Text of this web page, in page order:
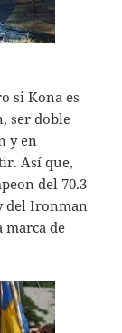
si Kona es
ser doble
y en
Así que,
del 70.3
del Ironman
marca de